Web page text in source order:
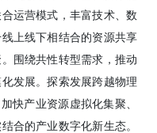
运营模式，丰富技术、数
上线下相结合的资源共享
围绕共性转型需求，推动
发展。探索发展跨越物理
快产业资源虚拟化集聚、
合的产业数字化新生态。